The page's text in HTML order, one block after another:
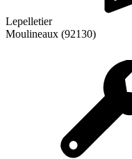
Lepelletier
Moulineaux (92130)